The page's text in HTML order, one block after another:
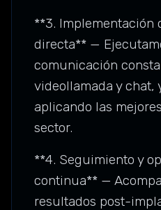
**3. Implementación
directa** —
comunicación
videollamada y chat,
aplicando las
sector.
**4. Seguimiento y
continua** —
resultados post-